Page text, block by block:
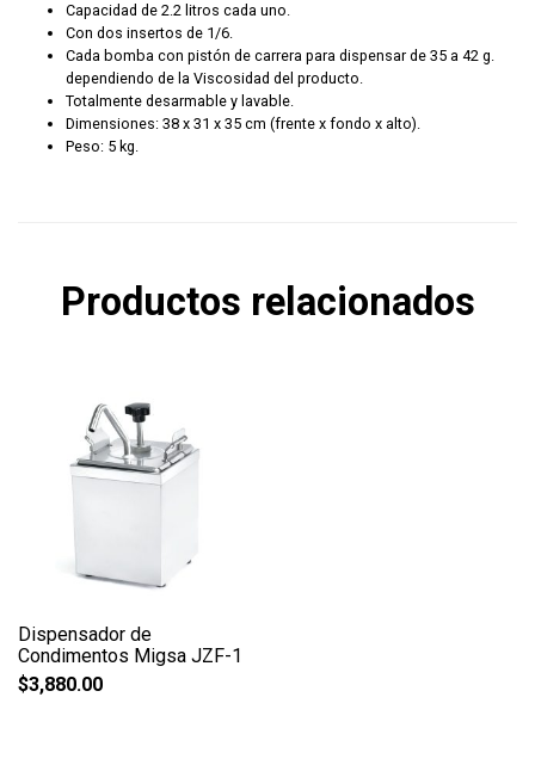
Capacidad de 2.2 litros cada uno.
Con dos insertos de 1/6.
Cada bomba con pistón de carrera para dispensar de 35 a 42 g.
dependiendo de la Viscosidad del producto.
Totalmente desarmable y lavable.
Dimensiones: 38 x 31 x 35 cm (frente x fondo x alto).
Peso: 5 kg.
Productos relacionados
Dispensador de
Condimentos Migsa JZF-1
$3,880.00